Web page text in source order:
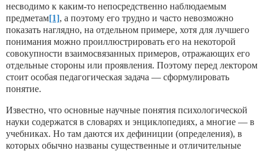
несводимо к каким-то непосредст­венно наблюдаемым
предметам[1], а поэтому его трудно и часто невозможно
показать наглядно, на отдельном примере, хотя для лучшего
понимания можно проиллюстрировать его на некото­рой
совокупности взаимосвязанных примеров, отражающих его
отдельные стороны или проявления. Поэтому перед лектором
стоит особая педагогическая задача — сформулировать
понятие.
Известно, что основные научные понятия психологической
науки содержатся в словарях и энциклопедиях, а многие — в
учебниках. Но там даются их дефиниции (определения), в
кото­рых обычно названы существенные и отличительные